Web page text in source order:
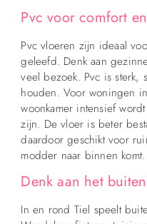
Pvc voor comfort
Pvc vloeren zijn ideaal
geleefd. Denk aan
veel bezoek. Pvc is sterk,
houden. Voor woningen
woonkamer intensief
zijn. De vloer is beter
daardoor geschikt voor
modder naar binnen komt.
Denk aan het
In en rond Tiel speelt